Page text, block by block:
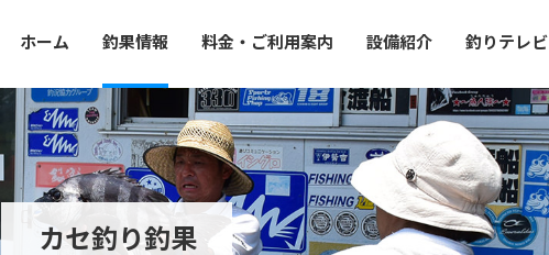
ホーム 釣果情報 料金・ご利用案内 設備紹介 釣りテレビ
カセ釣り釣果